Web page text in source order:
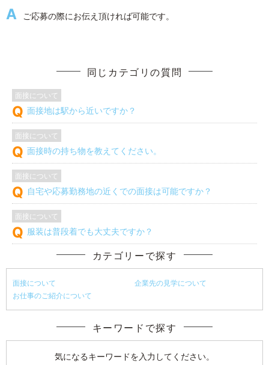
ご応募の際にお伝え頂ければ可能です。
同じカテゴリの質問
面接について
面接地は駅から近いですか？
面接について
面接時の持ち物を教えてください。
面接について
自宅や応募勤務地の近くでの面接は可能ですか？
面接について
服装は普段着でも大丈夫ですか？
カテゴリーで探す
面接について
企業先の見学について
お仕事のご紹介について
キーワードで探す
気になるキーワードを入力してください。